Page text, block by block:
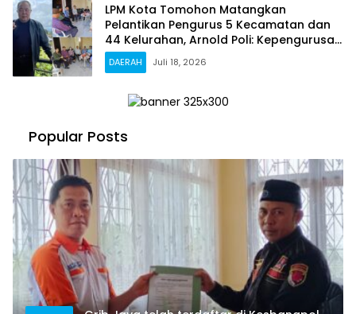
LPM Kota Tomohon Matangkan
Pelantikan Pengurus 5 Kecamatan dan
44 Kelurahan, Arnold Poli: Kepengurusan
Kami Sah dan Legal
DAERAH Juli 18, 2026
Popular Posts